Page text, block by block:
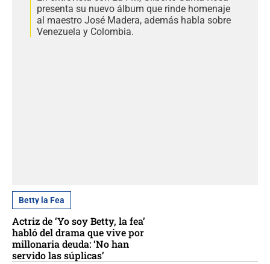
presenta su nuevo álbum que rinde homenaje
al maestro José Madera, además habla sobre
Venezuela y Colombia.
Betty la Fea
Actriz de ‘Yo soy Betty, la fea’
habló del drama que vive por
millonaria deuda: ‘No han
servido las súplicas’